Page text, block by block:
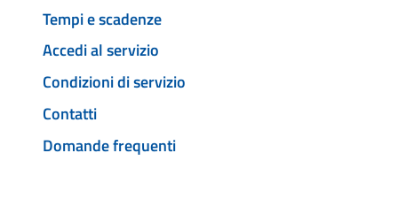
Tempi e scadenze
Accedi al servizio
Condizioni di servizio
Contatti
Domande frequenti